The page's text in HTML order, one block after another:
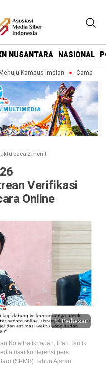
NUSANTARA NASIONAL
Kampus Impian Campus
baca 2 menit
Verifikasi
Online
Perbesar
Kota Balikpapan, Irfan Taufik,
usai konferensi pers
(SPMB) Tahun Ajaran